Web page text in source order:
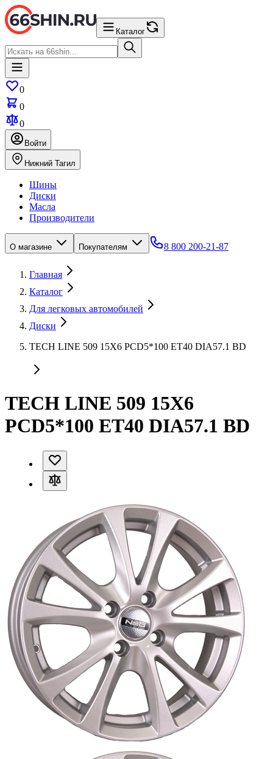
Каталог
0
0
0
Войти
Нижний Тагил
Шины
Диски
Масла
Производители
О магазине Покупателям 8 800 200-21-87
Главная
Каталог
Для легковых автомобилей
Диски
TECH LINE 509 15X6 PCD5*100 ET40 DIA57.1 BD
TECH LINE 509 15X6
PCD5*100 ET40 DIA57.1 BD